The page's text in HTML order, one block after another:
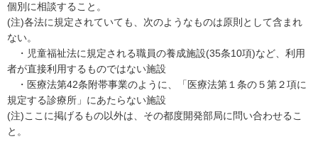
個別に相談すること。
(注)各法に規定されていても、次のようなものは原則として含まれ
ない。
・児童福祉法に規定される職員の養成施設(35条10項)など、利用
者が直接利用するものではない施設
・医療法第42条附帯事業のように、「医療法第１条の５第２項に
規定する診療所」にあたらない施設
(注)ここに掲げるもの以外は、その都度開発部局に問い合わせるこ
と。